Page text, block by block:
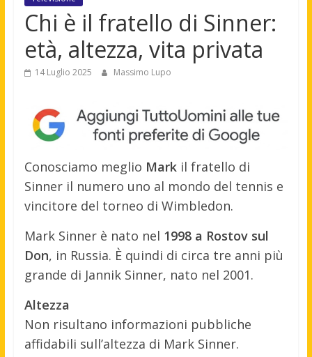
Chi è il fratello di Sinner:
età, altezza, vita privata
14 Luglio 2025 Massimo Lupo
Conosciamo meglio Markil fratello di
Sinner il numero uno al mondo del tennis e
vincitore del torneo di Wimbledon.
Mark Sinner è nato nel 1998 a Rostov sul
Don, in Russia. È quindi di circa tre anni più
grande di Jannik Sinner, nato nel 2001.
Altezza
Non risultano informazioni pubbliche
affidabili sull’altezza di Mark Sinner.